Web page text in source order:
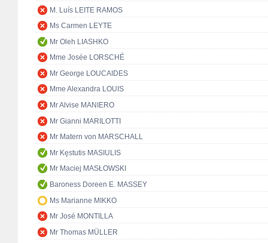
M. Luís LEITE RAMOS
Ms Carmen LEYTE
Mr Oleh LIASHKO
Mme Josée LORSCHÉ
Mr George LOUCAIDES
Mme Alexandra LOUIS
Mr Alvise MANIERO
Mr Gianni MARILOTTI
Mr Matern von MARSCHALL
Mr Kęstutis MASIULIS
Mr Maciej MASŁOWSKI
Baroness Doreen E. MASSEY
Ms Marianne MIKKO
Mr José MONTILLA
Mr Thomas MÜLLER